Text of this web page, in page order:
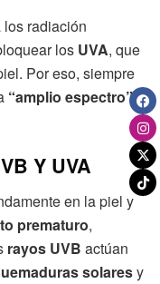
los radiación
los UVA, que
Por eso, siempre
“amplio espectro”,
Y UVA
en la piel y
prematuro,
rayos UVB actúan
solaresy